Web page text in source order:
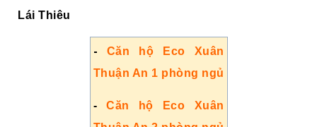
Lái Thiêu
-
Căn hộ Eco Xuân
Thuận An 1 phòng ngủ
-Căn hộ Eco Xuân